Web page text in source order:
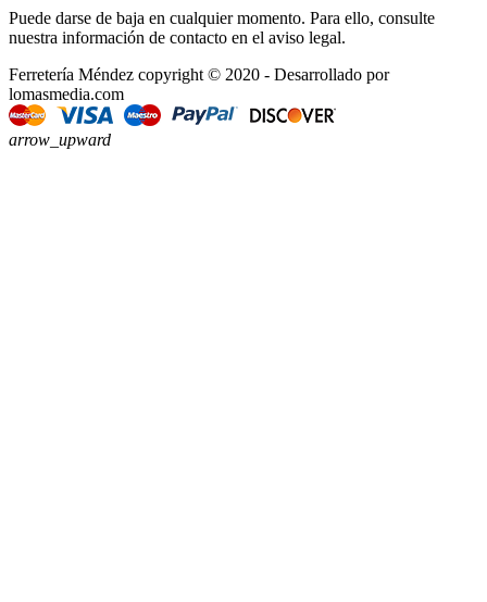
Puede darse de baja en cualquier momento. Para ello, consulte
nuestra información de contacto en el aviso legal.
Ferretería Méndez copyright © 2020 - Desarrollado por
lomasmedia.com
arrow_upward